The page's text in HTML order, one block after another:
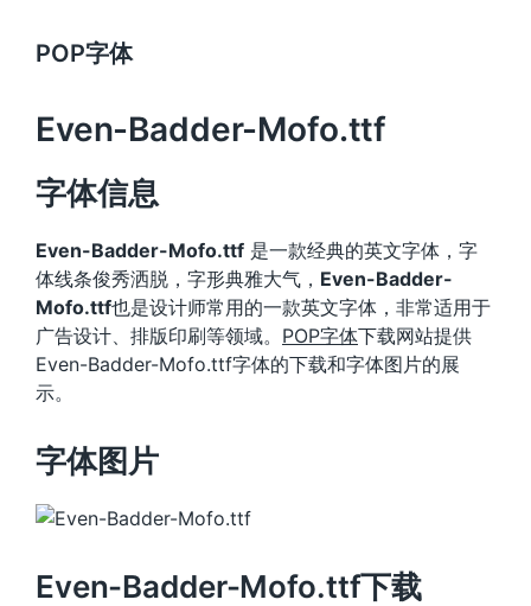
POP字体
Even-Badder-Mofo.ttf
字体信息
Even-Badder-Mofo.ttf 是一款经典的英文字体，字
体线条俊秀洒脱，字形典雅大气， Even-Badder-
Mofo.ttf也是设计师常用的一款英文字体，非常适用于
广告设计、排版印刷等领域。 POP字体下载网站提供
Even-Badder-Mofo.ttf字体的下载和字体图片的展
示。
字体图片
Even-Badder-Mofo.ttf下载